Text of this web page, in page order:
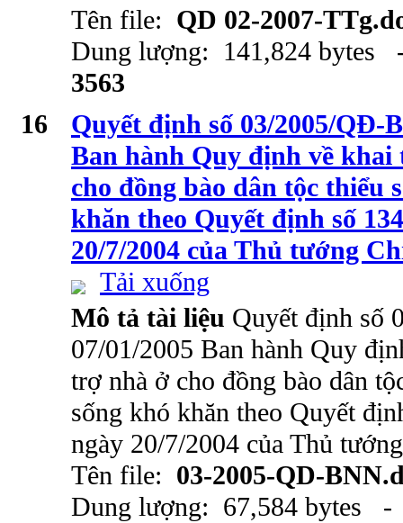
Tên file: QD 02-2007-
Dung lượng: 141,824
3563
16
Quyết định số 03/2005/QĐ-
Ban hành Quy định về khai
cho đồng bào dân tộc thiểu
khăn theo Quyết định số
20/7/2004 của Thủ tướng
Tải xuống
Mô tả tài liệu Quyết định số
07/01/2005 Ban hành Quy
trợ nhà ở cho đồng bào dân
sống khó khăn theo Quyết
ngày 20/7/2004 của Thủ
Tên file: 03-2005-QD-
Dung lượng: 67,584 bytes